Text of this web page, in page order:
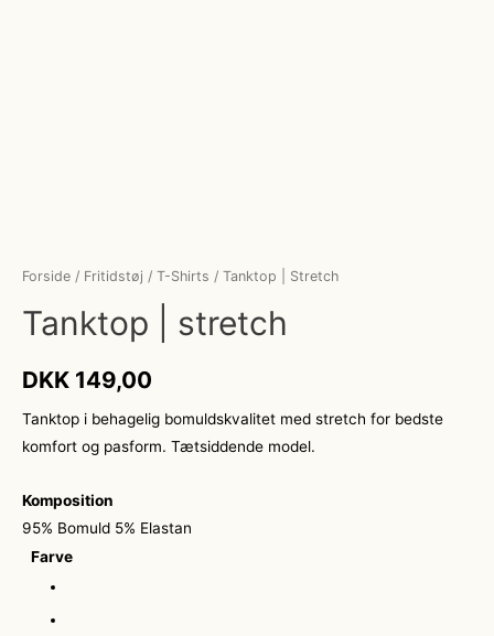
Forside / Fritidstøj / T-Shirts / Tanktop | Stretch
Tanktop | stretch
DKK 149,00
Tanktop i behagelig bomuldskvalitet med stretch for bedste
komfort og pasform. Tætsiddende model.
Komposition
95% Bomuld 5% Elastan
Farve